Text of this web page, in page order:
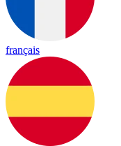
français